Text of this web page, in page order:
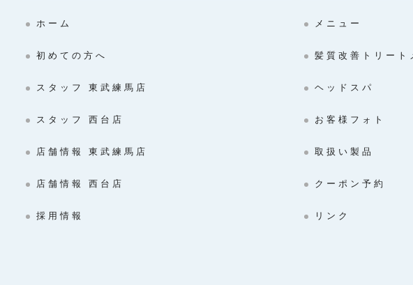
ホーム
初めての方へ
スタッフ 東武練馬店
スタッフ 西台店
店舗情報 東武練馬店
店舗情報 西台店
採用情報
メニュー
髪質改善トリート
ヘッドスパ
お客様フォト
取扱い製品
クーポン予約
リンク